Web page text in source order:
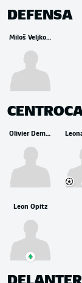
DEFENSA
Miloš Veljković
Olivier Deman
Leon Opitz